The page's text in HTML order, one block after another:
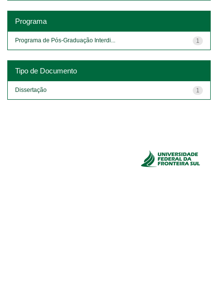
Programa
1
Programa de Pós-Graduação Interdi...
Tipo de Documento
1
Dissertação